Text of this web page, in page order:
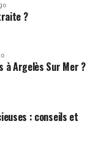
?
à Argelès Sur Mer ?
: conseils et